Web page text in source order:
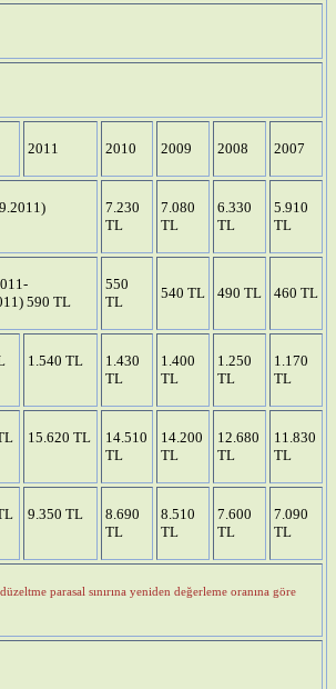
2011 2010 2009 2008 2007
7.230
TL
7.080
TL
6.330
TL
5.910
TL
590 TL
550
TL
540 TL 490 TL 460 TL
1.540 TL
1.430
TL
1.400
TL
1.250
TL
1.170
TL
15.620 TL
14.510
TL
14.200
TL
12.680
TL
11.830
TL
9.350 TL
8.690
TL
8.510
TL
7.600
TL
7.090
TL
parasal sınırına yeniden değerleme oranına göre